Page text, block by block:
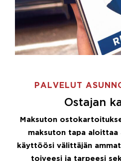
PALVELUT
Ostajan
Maksuton
maksuton tapa aloittaa
käyttöösi välittäjän
toiveesi ja tarpeesi